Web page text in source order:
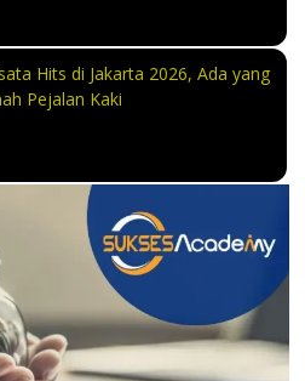
Hits di Jakarta 2026, Ada yang
Pejalan Kaki